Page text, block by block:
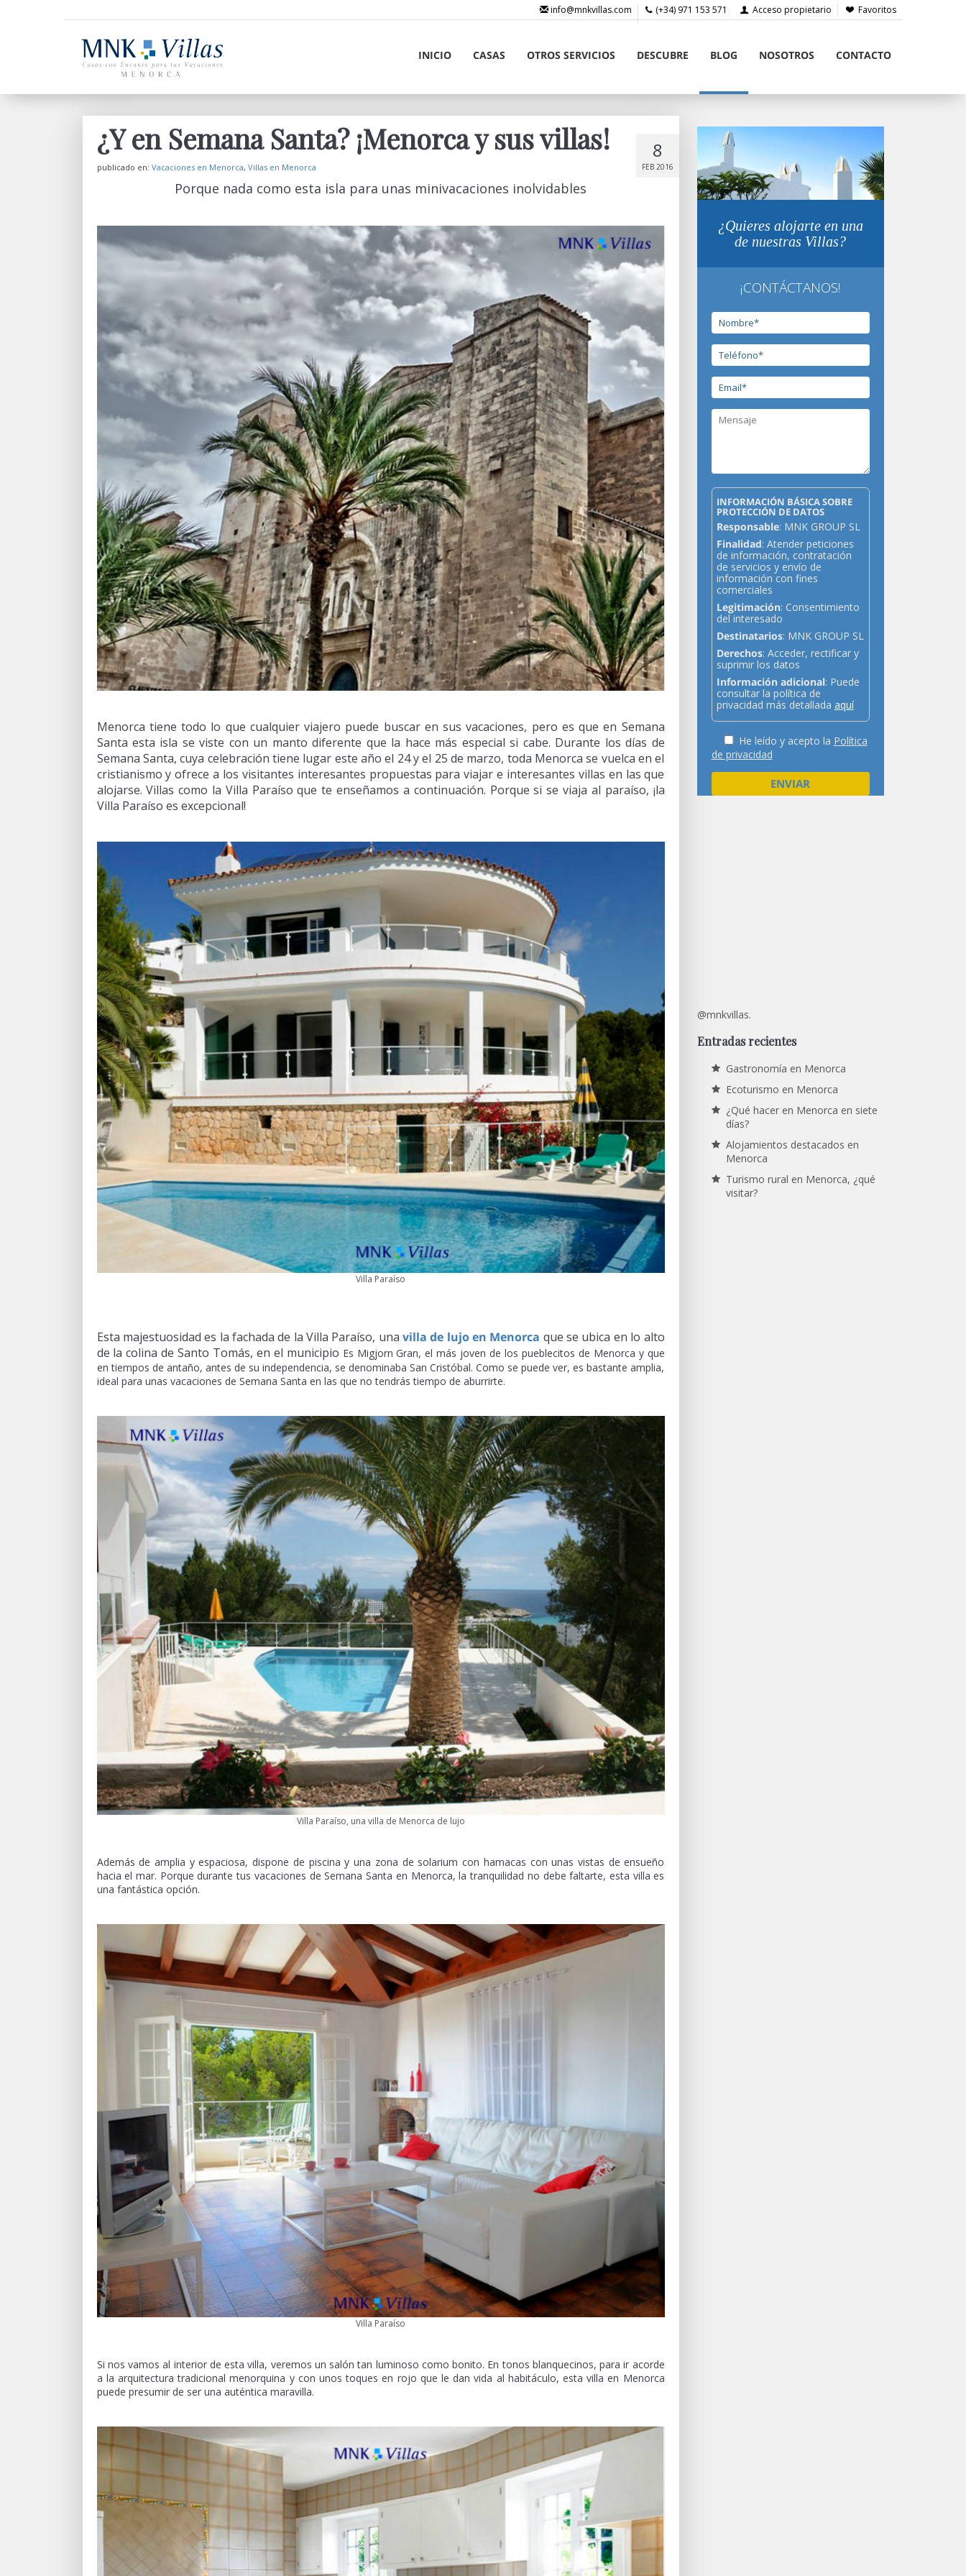
Favoritos
Acceso propietario
(+34) 971 153 571
info@mnkvillas.com
INICIO CASAS OTROS SERVICIOS DESCUBRE BLOG NOSOTROS CONTACTO
8
FEB 2016
¿Y en Semana Santa? ¡Menorca y sus villas!
publicado en: Vacaciones en Menorca, Villas en Menorca
Porque nada como esta isla para unas minivacaciones inolvidables
Menorca tiene todo lo que cualquier viajero puede buscar en sus vacaciones, pero es que en Semana
Santa esta isla se viste con un manto diferente que la hace más especial si cabe. Durante los días de
Semana Santa, cuya celebración tiene lugar este año el 24 y el 25 de marzo, toda Menorca se vuelca en el
cristianismo y ofrece a los visitantes interesantes propuestas para viajar e interesantes villas en las que
alojarse. Villas como la Villa Paraíso que te enseñamos a continuación. Porque si se viaja al paraíso, ¡la
Villa Paraíso es excepcional!
Villa Paraíso
Esta majestuosidad es la fachada de la Villa Paraíso, una villa de lujo en Menorca que se ubica en lo alto
de la colina de Santo Tomás, en el municipio Es Migjorn Gran, el más joven de los pueblecitos de Menorca y que
en tiempos de antaño, antes de su independencia, se denominaba San Cristóbal. Como se puede ver, es bastante amplia,
ideal para unas vacaciones de Semana Santa en las que no tendrás tiempo de aburrirte.
Villa Paraíso, una villa de Menorca de lujo
Además de amplia y espaciosa, dispone de piscina y una zona de solarium con hamacas con unas vistas de ensueño
hacia el mar. Porque durante tus vacaciones de Semana Santa en Menorca, la tranquilidad no debe faltarte, esta villa es
una fantástica opción.
Villa Paraíso
Si nos vamos al interior de esta villa, veremos un salón tan luminoso como bonito. En tonos blanquecinos, para ir acorde
a la arquitectura tradicional menorquina y con unos toques en rojo que le dan vida al habitáculo, esta villa en Menorca
puede presumir de ser una auténtica maravilla.
¿Quieres alojarte en una
de nuestras Villas?
¡CONTÁCTANOS!
INFORMACIÓN BÁSICA SOBRE
PROTECCIÓN DE DATOS
Responsable: MNK GROUP SL
Finalidad: Atender peticiones
de información, contratación
de servicios y envío de
información con fines
comerciales
Legitimación: Consentimiento
del interesado
Destinatarios: MNK GROUP SL
Derechos: Acceder, rectificar y
suprimir los datos
Información adicional: Puede
consultar la política de
privacidad más detallada aquí
He leído y acepto la Política
de privacidad
@mnkvillas.
Entradas recientes
Gastronomía en Menorca
Ecoturismo en Menorca
¿Qué hacer en Menorca en siete
días?
Alojamientos destacados en
Menorca
Turismo rural en Menorca, ¿qué
visitar?